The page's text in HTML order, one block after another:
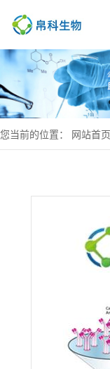
您当前的位置： 网站首页